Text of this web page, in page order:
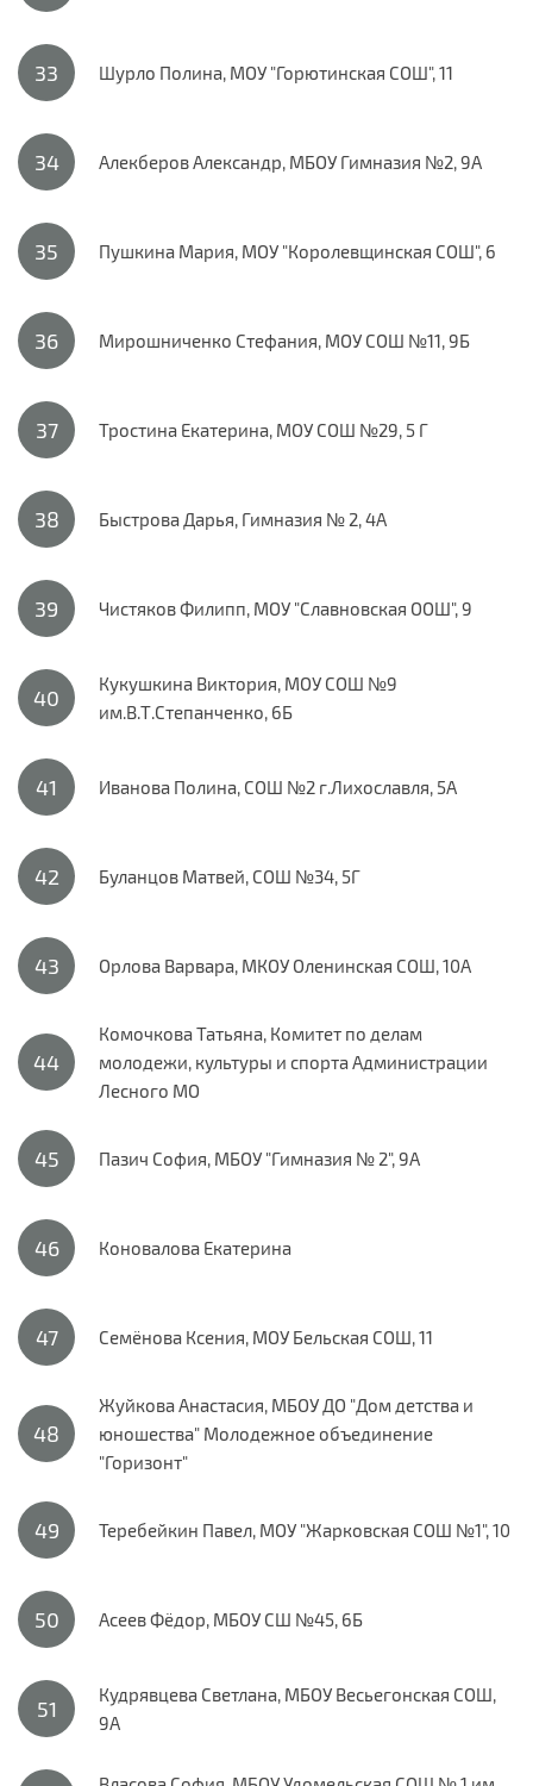
Шурло Полина, МОУ "Горютинская СОШ", 11
Алекберов Александр, МБОУ Гимназия №2, 9А
Пушкина Мария, МОУ "Королевщинская СОШ", 6
Мирошниченко Стефания, МОУ СОШ №11, 9Б
Тростина Екатерина, МОУ СОШ №29, 5 Г
Быстрова Дарья, Гимназия № 2, 4А
Чистяков Филипп, МОУ "Славновская ООШ", 9
Кукушкина Виктория, МОУ СОШ №9
им.В.Т.Степанченко, 6Б
Иванова Полина, СОШ №2 г.Лихославля, 5А
Буланцов Матвей, СОШ №34, 5Г
Орлова Варвара, МКОУ Оленинская СОШ, 10А
Комочкова Татьяна, Комитет по делам
молодежи, культуры и спорта Администрации
Лесного МО
Пазич София, МБОУ "Гимназия № 2", 9А
Коновалова Екатерина
Семёнова Ксения, МОУ Бельская СОШ, 11
Жуйкова Анастасия, МБОУ ДО "Дом детства и
юношества" Молодежное объединение
"Горизонт"
Теребейкин Павел, МОУ "Жарковская СОШ №1", 10
Асеев Фёдор, МБОУ СШ №45, 6Б
Кудрявцева Светлана, МБОУ Весьегонская СОШ,
9А